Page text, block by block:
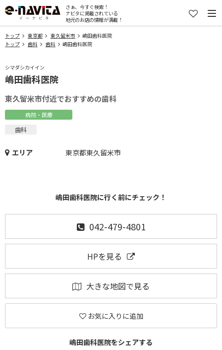
さぁ、今すぐ検索！
ナビタに掲載されている
地元のお店の情報が満載！
トップ 東京都 東久留米市
嶋田歯科医院
トップ
歯科 歯科 嶋田歯科医院
シマダシカイイン
嶋田歯科医院
東久留米市付近でおすすめの歯科
病院・医療
歯科
エリア 東京都東久留米市
嶋田歯科医院に行く前にチェック！
042-479-4801
HPを見る
大きな地図で見る
お気に入りに追加
嶋田歯科医院をシェアする